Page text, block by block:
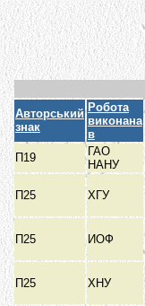
Авторський
знак
Робота
виконана
в
П19
ГАО
НАНУ
П25 ХГУ
П25 ИОФ
П25 ХНУ